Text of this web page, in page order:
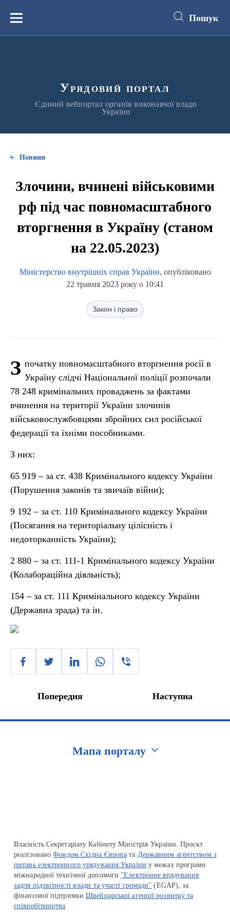
вмістуМеню Пошук
Урядовий портал
Єдиний вебпортал органів виконавчої влади
України
Новини
Злочини, вчинені військовими
рф під час повномасштабного
вторгнення в Україну (станом
на 22.05.2023)
Міністерство внутрішніх справ України, опубліковано
22 травня 2023 року о 10:41
Закон і право
З початку повномасштабного вторгнення росії в
Україну слідчі Національної поліції розпочали
78 248 кримінальних проваджень за фактами
вчинення на території України злочинів
військовослужбовцями збройних сил російської
федерації та їхніми пособниками.
З них:
65 919 – за ст. 438 Кримінального кодексу України
(Порушення законів та звичаїв війни);
9 192 – за ст. 110 Кримінального кодексу України
(Посягання на територіальну цілісність і
недоторканність України);
2 880 – за ст. 111-1 Кримінального кодексу України
(Колабораційна діяльність);
154 – за ст. 111 Кримінального кодексу України
(Державна зрада) та ін.
Попередня Наступна
Мапа порталу
Власність Секретаріату Кабінету Міністрів України. Проєкт
реалізованоФондом Східна Європа та Державним агентством з
питань електронного урядування України у межах програми
міжнародної технічної допомоги "Електронне врядування
задля підзвітності влади та участі громади" (EGAP), за
фінансової підтримкиШвейцарської агенції розвитку та
співробітництва